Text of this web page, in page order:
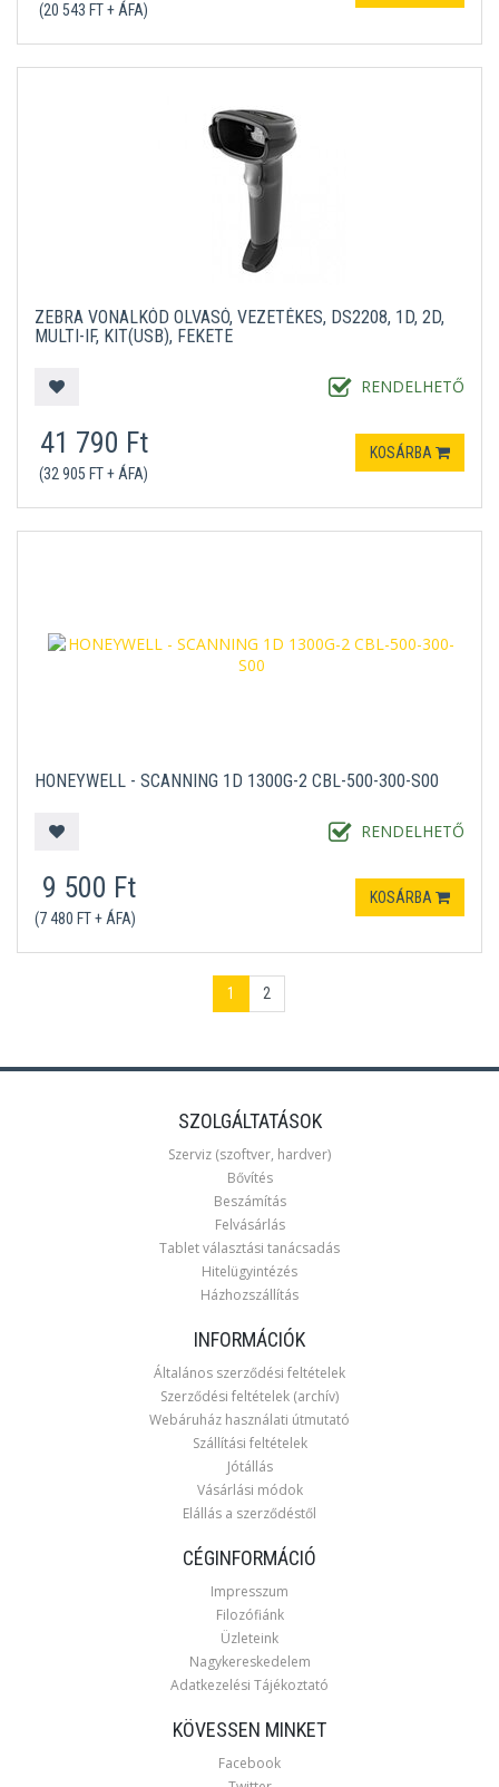
(20 543 FT + ÁFA)
ZEBRA VONALKÓD OLVASÓ, VEZETÉKES, DS2208, 1D, 2D,
MULTI-IF, KIT(USB), FEKETE
RENDELHETŐ
41 790 Ft
(32 905 FT + ÁFA)
KOSÁRBA
HONEYWELL - SCANNING 1D 1300G-2 CBL-500-300-S00
RENDELHETŐ
9 500 Ft
(7 480 FT + ÁFA)
KOSÁRBA
1 2
SZOLGÁLTATÁSOK
Szerviz (szoftver, hardver)
Bővítés
Beszámítás
Felvásárlás
Tablet választási tanácsadás
Hitelügyintézés
Házhozszállítás
INFORMÁCIÓK
Általános szerződési feltételek
Szerződési feltételek (archív)
Webáruház használati útmutató
Szállítási feltételek
Jótállás
Vásárlási módok
Elállás a szerződéstől
CÉGINFORMÁCIÓ
Impresszum
Filozófiánk
Üzleteink
Nagykereskedelem
Adatkezelési Tájékoztató
KÖVESSEN MINKET
Facebook